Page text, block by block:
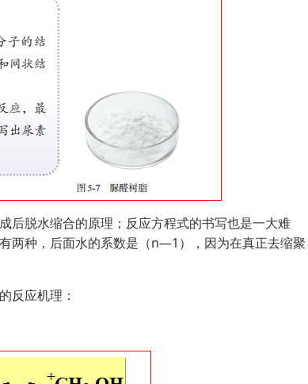
后脱水缩合的原理；反应方程式的书写也是一大难
两种，后面水的系数是（n—1），因为在真正去缩聚
反应机理：